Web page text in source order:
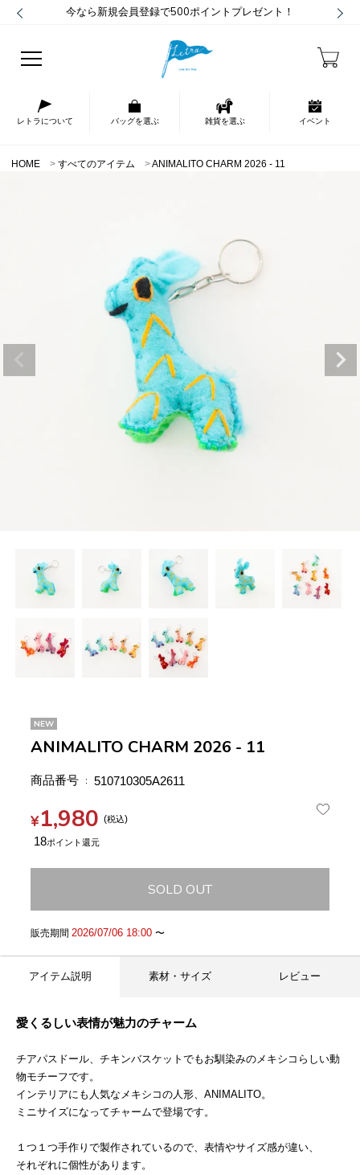
今なら新規会員登録で500ポイントプレゼント！
レトラについて バッグを選ぶ 雑貨を選ぶ イベント
HOME すべてのアイテム ANIMALITO CHARM 2026 - 11
NEW
ANIMALITO CHARM 2026 - 11
商品番号 510710305A2611
¥1,980 税込
18
SOLD OUT
販売期間 2026/07/06 18:00〜
アイテム説明 素材・サイズ レビュー
愛くるしい表情が魅力のチャーム
チアパスドール、チキンバスケットでもお馴染みのメキシコらしい動
物モチーフです。
インテリアにも人気なメキシコの人形、ANIMALITO。
ミニサイズになってチャームで登場です。
１つ１つ手作りで製作されているので、表情やサイズ感が違い、
それぞれに個性があります。